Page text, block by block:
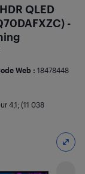
QLED
-
Web : 18478448
4,1; (11 038